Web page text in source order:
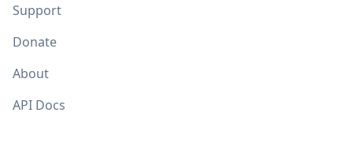
Support
Donate
About
API Docs